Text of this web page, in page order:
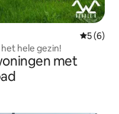
5 (6)
hele gezin!
met